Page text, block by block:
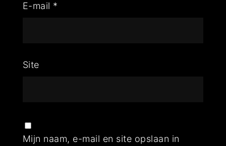
E-mail *
Site
Mijn naam, e-mail en site opslaan in